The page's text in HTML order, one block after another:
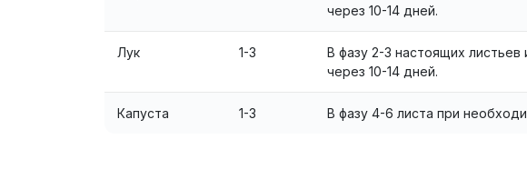
через 10-14 дней.
Лук 1-3
В фазу 2-3 настоящих
через 10-14 дней.
Капуста 1-3 В фазу 4-6 листа при